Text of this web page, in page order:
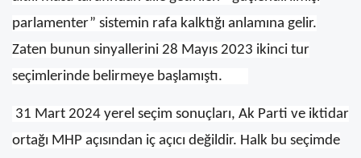
parlamenter” sistemin rafa kalktığı anlamına gelir.
Zaten bunun sinyallerini 28 Mayıs 2023 ikinci tur
seçimlerinde belirmeye başlamıştı.
31 Mart 2024 yerel seçim sonuçları, Ak Parti ve iktidar
ortağı MHP açısından iç açıcı değildir. Halk bu seçimde